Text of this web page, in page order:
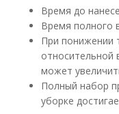
Время до
Время полного
При понижении
относительной
может
Полный набор
уборке